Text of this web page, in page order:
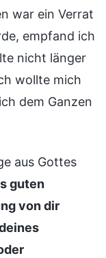
war ein Verrat
empfand ich
nicht länger
wollte mich
dem Ganzen
aus Gottes
guten
von dir